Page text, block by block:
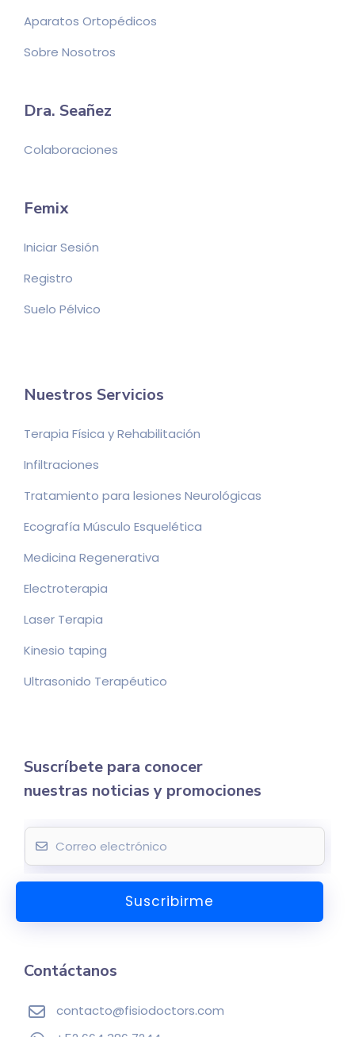
Aparatos Ortopédicos
Sobre Nosotros
Dra. Seañez
Colaboraciones
Femix
Iniciar Sesión
Registro
Suelo Pélvico
Nuestros Servicios
Terapia Física y Rehabilitación
Infiltraciones
Tratamiento para lesiones Neurológicas
Ecografía Músculo Esquelética
Medicina Regenerativa
Electroterapia
Laser Terapia
Kinesio taping
Ultrasonido Terapéutico
Suscríbete para conocer
nuestras noticias y promociones
m
a
l
Suscribirme
Contáctanos
contacto@fisiodoctors.com